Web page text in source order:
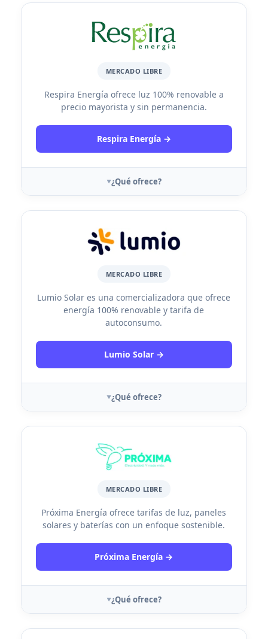
MERCADO LIBRE
Respira Energía ofrece luz 100% renovable a
precio mayorista y sin permanencia.
Respira Energía →
¿Qué ofrece?
MERCADO LIBRE
Lumio Solar es una comercializadora que ofrece
energía 100% renovable y tarifa de
autoconsumo.
Lumio Solar →
¿Qué ofrece?
MERCADO LIBRE
Próxima Energía ofrece tarifas de luz, paneles
solares y baterías con un enfoque sostenible.
Próxima Energía →
¿Qué ofrece?